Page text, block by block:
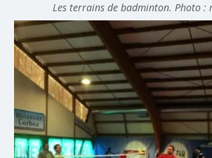
Les terrains de badminton. Photo :